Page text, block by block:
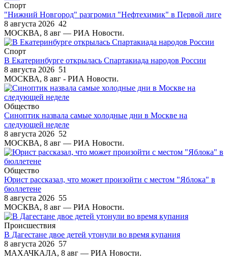
Спорт
"Нижний Новгород" разгромил "Нефтехимик" в Первой лиге
8 августа 2026 42
МОСКВА, 8 авг — РИА Новости.
Спорт
В Екатеринбурге открылась Спартакиада народов России
8 августа 2026 51
МОСКВА, 8 авг - РИА Новости.
Общество
Синоптик назвала самые холодные дни в Москве на
следующей неделе
8 августа 2026 52
МОСКВА, 8 авг — РИА Новости.
Общество
Юрист рассказал, что может произойти с местом "Яблока" в
бюллетене
8 августа 2026 55
МОСКВА, 8 авг — РИА Новости.
Происшествия
В Дагестане двое детей утонули во время купания
8 августа 2026 57
МАХАЧКАЛА, 8 авг — РИА Новости.